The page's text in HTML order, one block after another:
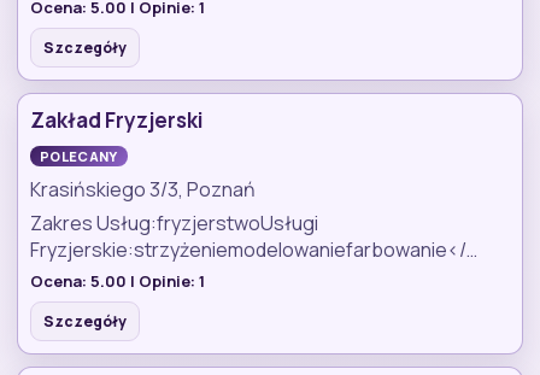
Ocena: 5.00 | Opinie: 1
Szczegóły
Zakład Fryzjerski
POLECANY
Krasińskiego 3/3, Poznań
Zakres Usług:fryzjerstwoUsługi
Fryzjerskie:strzyżeniemodelowaniefarbowanie</…
Ocena: 5.00 | Opinie: 1
Szczegóły